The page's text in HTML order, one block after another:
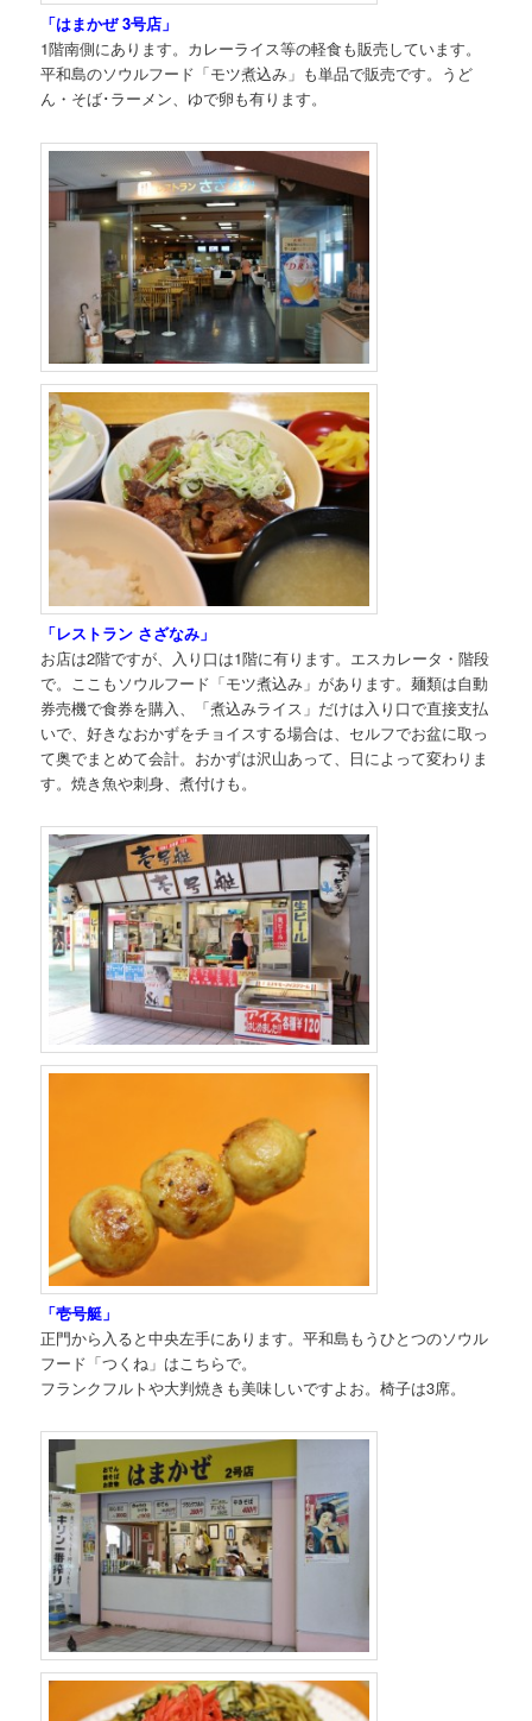
「はまかぜ 3号店」
1階南側にあります。カレーライス等の軽食も販売しています。
平和島のソウルフード「モツ煮込み」も単品で販売です。うど
ん・そば･ラーメン、ゆで卵も有ります。
「レストラン さざなみ」
お店は2階ですが、入り口は1階に有ります。エスカレータ・階段
で。ここもソウルフード「モツ煮込み」があります。麺類は自動
券売機で食券を購入、「煮込みライス」だけは入り口で直接支払
いで、好きなおかずをチョイスする場合は、セルフでお盆に取っ
て奥でまとめて会計。おかずは沢山あって、日によって変わりま
す。焼き魚や刺身、煮付けも。
「壱号艇」
正門から入ると中央左手にあります。平和島もうひとつのソウル
フード「つくね」はこちらで。
フランクフルトや大判焼きも美味しいですよお。椅子は3席。